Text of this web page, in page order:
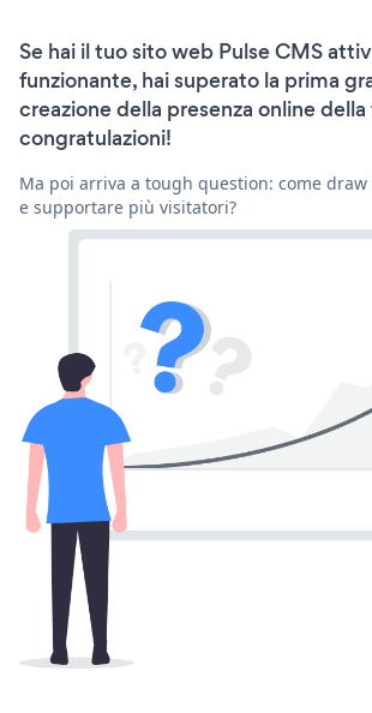
Se hai il tuo sito web Pulse CMS
funzionante, hai superato la prima
creazione della presenza online
congratulazioni!
Ma poi arriva a tough question: come
e supportare più visitatori?